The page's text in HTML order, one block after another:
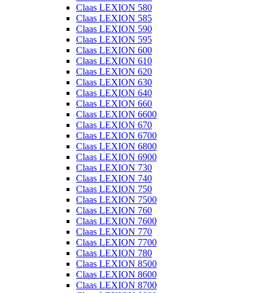
Claas LEXION 580
Claas LEXION 585
Claas LEXION 590
Claas LEXION 595
Claas LEXION 600
Claas LEXION 610
Claas LEXION 620
Claas LEXION 630
Claas LEXION 640
Claas LEXION 660
Claas LEXION 6600
Claas LEXION 670
Claas LEXION 6700
Claas LEXION 6800
Claas LEXION 6900
Claas LEXION 730
Claas LEXION 740
Claas LEXION 750
Claas LEXION 7500
Claas LEXION 760
Claas LEXION 7600
Claas LEXION 770
Claas LEXION 7700
Claas LEXION 780
Claas LEXION 8500
Claas LEXION 8600
Claas LEXION 8700